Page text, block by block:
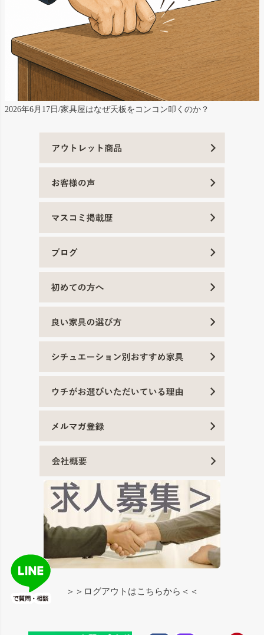
2026年6月17日/家具屋はなぜ天板をコンコン叩くのか？
＞＞ログアウトはこちらから＜＜